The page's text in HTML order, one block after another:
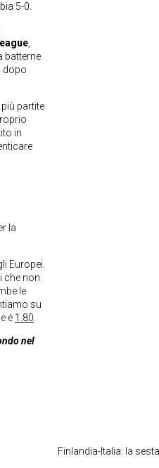
5-0.
batterne
dopo
più partite
in
la
Europei.
che non
le
su
è 1.80
nel
Finlandia-Italia: la